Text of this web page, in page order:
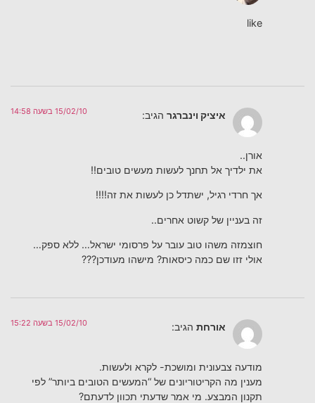
like
איציק וינברגר הגיב: 15/02/10 בשעה 14:58
אורן..
את ילדיך אל תחנך לעשות מעשים טובים!!
אך חרדי רגיל, ישתדל כן לעשות את זה!!!!
זה בעניין של קשוט אחרים..
חוצמזה משהו טוב עובר על פרסומי ישראל… ללא ספק…
אולי זזו שם כמה כיסאות? מישהו מעודכן???
אורחת הגיב: 15/02/10 בשעה 15:22
מודעה צבעונית ומושכת- לקרא ולעשות.
מענין מה הקריטוריונים של “המעשים הטובים ביותר” לפי
תקנון המבצע. מי אמר שדעתי תכוון לדעתם?